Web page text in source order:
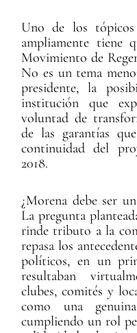
Uno de los tópicos
ampliamente tiene
Movimiento de
No es un tema
presidente, la
institución que
voluntad de
de las garantías
continuidad del
2018.
¿Morena debe ser
La pregunta
rinde tributo a la
repasa los
políticos, en un
resultaban
clubes, comités y
como una
cumpliendo un rol